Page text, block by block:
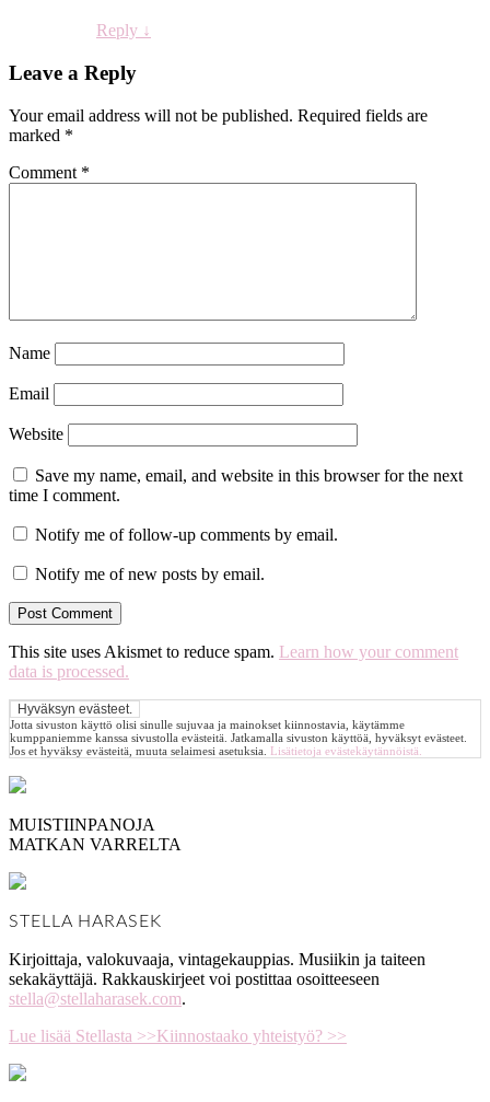
Reply ↓
Leave a Reply
Your email address will not be published. Required fields are
marked *
Comment *
Name
Email
Website
Save my name, email, and website in this browser for the next
time I comment.
Notify me of follow-up comments by email.
Notify me of new posts by email.
This site uses Akismet to reduce spam. Learn how your comment
data is processed.
Jotta sivuston käyttö olisi sinulle sujuvaa ja mainokset kiinnostavia, käytämme
kumppaniemme kanssa sivustolla evästeitä. Jatkamalla sivuston käyttöä, hyväksyt evästeet.
Jos et hyväksy evästeitä, muuta selaimesi asetuksia. Lisätietoja evästekäytännöistä.
MUISTIINPANOJA
MATKAN VARRELTA
STELLA HARASEK
Kirjoittaja, valokuvaaja, vintagekauppias. Musiikin ja taiteen
sekakäyttäjä. Rakkauskirjeet voi postittaa osoitteeseen
stella@stellaharasek.com.
Lue lisää Stellasta >>Kiinnostaako yhteistyö? >>